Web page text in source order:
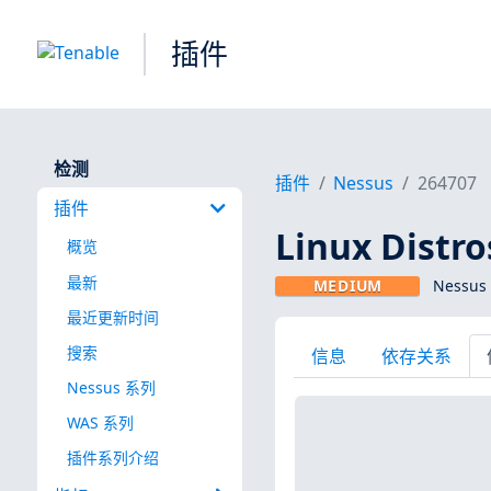
插件
检测
插件
概览
最新
最近更新时间
搜索
Nessus 系列
WAS 系列
插件系列介绍
插件 Nessus 264707
Linux
MEDIUM Nessus
信息 依存关系